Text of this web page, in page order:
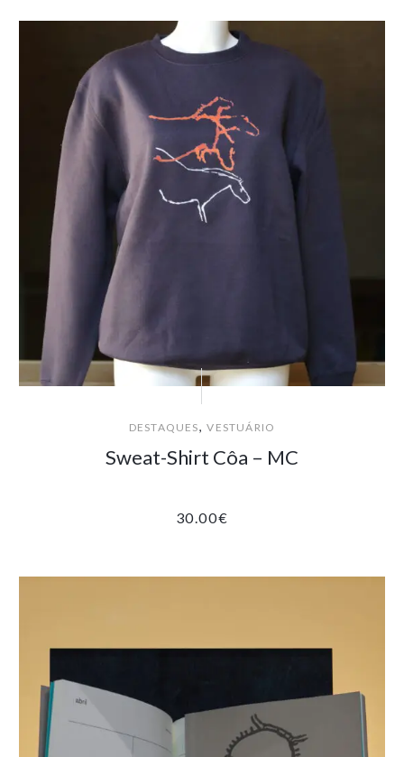
DESTAQUES,VESTUÁRIO
Sweat-Shirt Côa – MC
30.00€